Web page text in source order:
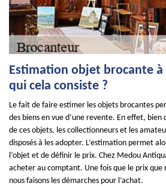
Estimation objet brocante
qui cela consiste ?
Le fait de faire estimer les objets brocantes
des biens en vue d’une revente. En effet, bien
de ces objets, les collectionneurs et les
disposés à les adopter. L’estimation permet
l’objet et de définir le prix. Chez Medou
acheter au comptant. Une fois que le prix que
nous faisons les démarches pour l’achat.